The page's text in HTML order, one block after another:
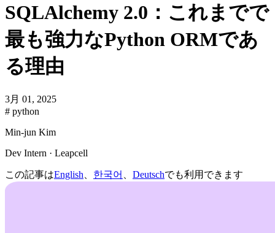
SQLAlchemy 2.0：これまでで
最も強力なPython ORMであ
る理由
3月 01, 2025
# python
Min-jun Kim
Dev Intern · Leapcell
この記事はEnglish 한국어 Deutschでも利用できます